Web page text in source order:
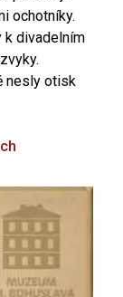
ochotníky.
k divadelním
nesly otisk